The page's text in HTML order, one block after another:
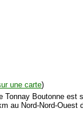
une carte)
Boutonne est
au Nord-Nord-Ouest